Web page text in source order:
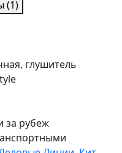
(1)
глушитель
за рубеж